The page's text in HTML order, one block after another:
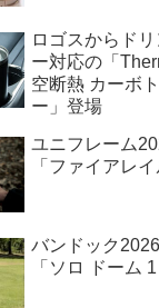
ロゴスからド
ー対応の「
空断熱 カーボ
ー」登場
ユニフレーム
「ファイアレイ
バンドック
「ソロ ドーム 1